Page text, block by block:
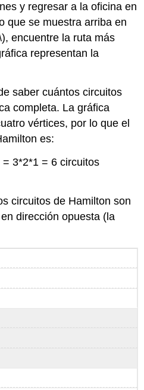
y regresar a la oficina en
que se muestra arriba en
, encuentre la ruta más
representan la
saber cuántos circuitos
completa. La gráfica
vértices, por lo que el
es:
3*2*1 = 6 circuitos
circuitos de Hamilton son
dirección opuesta (la